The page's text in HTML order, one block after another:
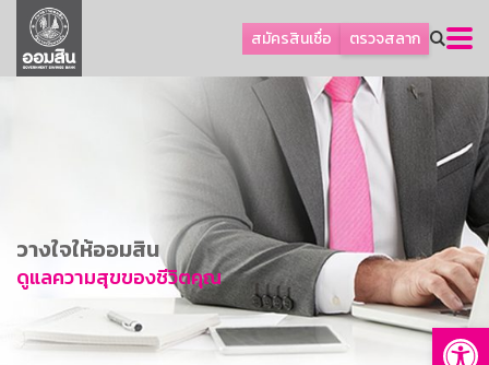
สมัครสินเชื่อ ตรวจสลาก
ลูกค้าธุรกิจ
ลูกค้าผู้ประกอบรายย่อย
การพัฒนาที่ยั่งยืน
ข่าวสาร
บริการทางการเงิน
อื่นๆ
วางใจให้ออมสิน
ดูแลความสุขของชีวิตคุณ